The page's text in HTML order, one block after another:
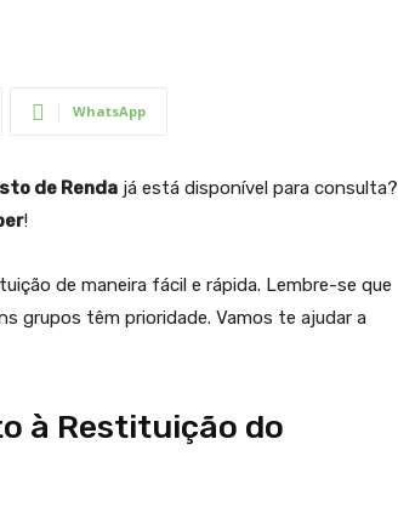
WhatsApp
de Renda já está disponível para consulta?
!
de maneira fácil e rápida. Lembre-se que
grupos têm prioridade. Vamos te ajudar a
à Restituição do